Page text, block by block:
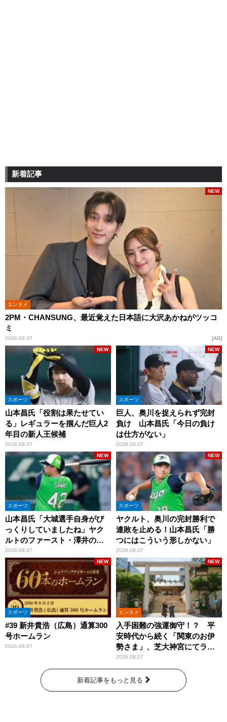
新着記事
エンタメ
2PM・CHANSUNG、最近覚えた日本語に大沢あかねがツッコ
ミ
2026.08.07
NEW
AD
スポーツ
山本昌氏「役割は果たせてい
る」レギュラーを掴んだ巨人2
年目の新人王候補
2026.08.07
NEW
スポーツ
巨人、奥川を捉えられず完封
負け 山本昌氏「今日の負け
は仕方がない」
2026.08.07
NEW
スポーツ
山本昌氏「大城選手自身がび
っくりしていましたね」ヤク
ルトのファースト・澤井の判
断を評価
2026.08.07
NEW
スポーツ
ヤクルト、奥川の完封勝利で
連敗を止める！山本昌氏「勝
つにはこういう形しかない」
2026.08.07
NEW
スポーツ
#39 新井貴浩（広島）通算300
号ホームラン
2026.08.07
NEW
エンタメ
入手困難の強運御守！？ 平
安時代から続く「関東のお伊
勢さま」、芝大神宮にてラン
パンプスが合格祈願！
2026.08.07
NEW
新着記事をもっと見る